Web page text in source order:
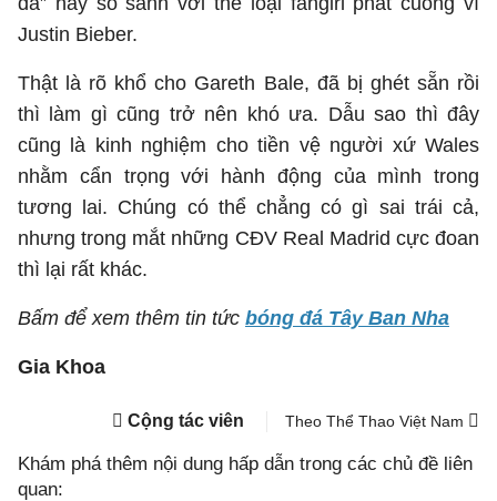
Justin Bieber.
Thật là rõ khổ cho Gareth Bale, đã bị ghét sẵn rồi
thì làm gì cũng trở nên khó ưa. Dẫu sao thì đây
cũng là kinh nghiệm cho tiền vệ người xứ Wales
nhằm cẩn trọng với hành động của mình trong
tương lai. Chúng có thể chẳng có gì sai trái cả,
nhưng trong mắt những CĐV Real Madrid cực đoan
thì lại rất khác.
Bấm để xem thêm tin tức bóng đá Tây Ban Nha
Gia Khoa
Cộng tác viên Theo Thể Thao Việt Nam
Khám phá thêm nội dung hấp dẫn trong các chủ đề liên
quan: